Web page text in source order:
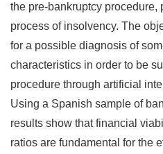
the pre-bankruptcy procedure,
process of insolvency. The
for a possible diagnosis of
characteristics in order to be
procedure through artificial
Using a Spanish sample of
results show that financial
ratios are fundamental for the